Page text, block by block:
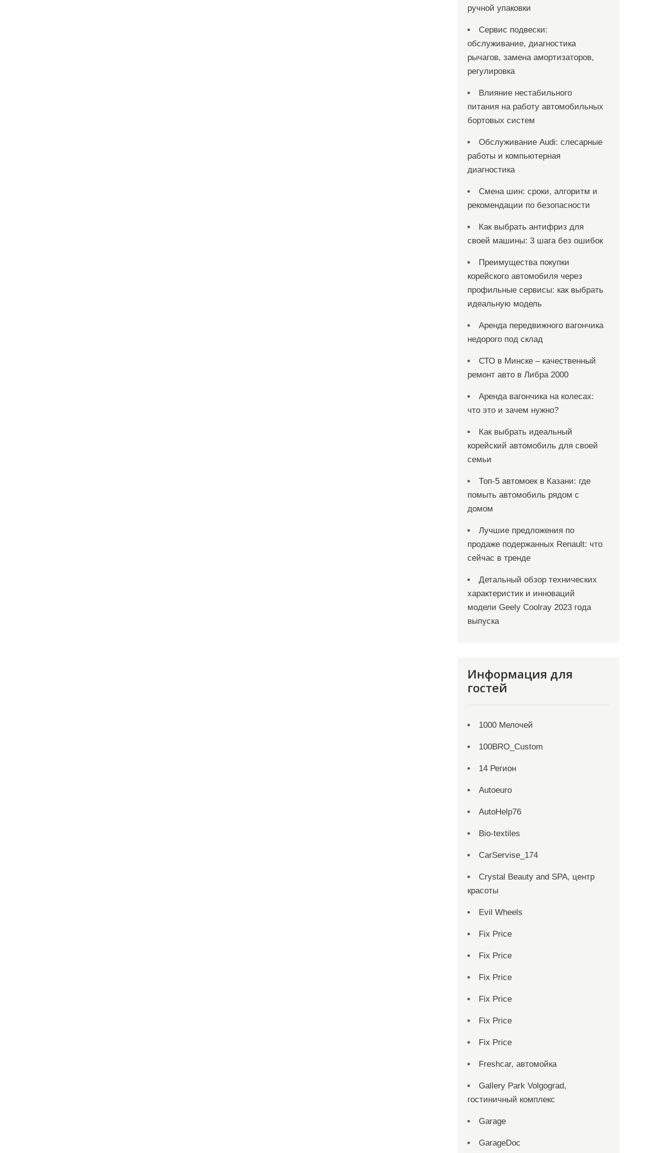
ручной упаковки
Сервис подвески:
обслуживание, диагностика
рычагов, замена амортизаторов,
регулировка
Влияние нестабильного
питания на работу автомобильных
бортовых систем
Обслуживание Audi: слесарные
работы и компьютерная
диагностика
Смена шин: сроки, алгоритм и
рекомендации по безопасности
Как выбрать антифриз для
своей машины: 3 шага без ошибок
Преимущества покупки
корейского автомобиля через
профильные сервисы: как выбрать
идеальную модель
Аренда передвижного вагончика
недорого под склад
СТО в Минске – качественный
ремонт авто в Либра 2000
Аренда вагончика на колесах:
что это и зачем нужно?
Как выбрать идеальный
корейский автомобиль для своей
семьи
Топ-5 автомоек в Казани: где
помыть автомобиль рядом с
домом
Лучшие предложения по
продаже подержанных Renault: что
сейчас в тренде
Детальный обзор технических
характеристик и инноваций
модели Geely Coolray 2023 года
выпуска
Информация для
гостей
1000 Мелочей
100BRO_Custom
14 Регион
Autoeuro
AutoHelp76
Bio-textiles
CarServise_174
Crystal Beauty and SPA, центр
красоты
Evil Wheels
Fix Price
Fix Price
Fix Price
Fix Price
Fix Price
Fix Price
Freshcar, автомойка
Gallery Park Volgograd,
гостиничный комплекс
Garage
GarageDoc